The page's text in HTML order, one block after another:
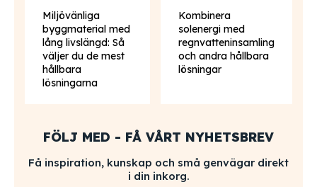
Miljövänliga
byggmaterial med
lång livslängd: Så
väljer du de mest
hållbara
lösningarna
Kombinera
solenergi med
regnvatteninsamling
och andra hållbara
lösningar
FÖLJ MED - FÅ VÅRT NYHETSBREV
Få inspiration, kunskap och små genvägar direkt
i din inkorg.